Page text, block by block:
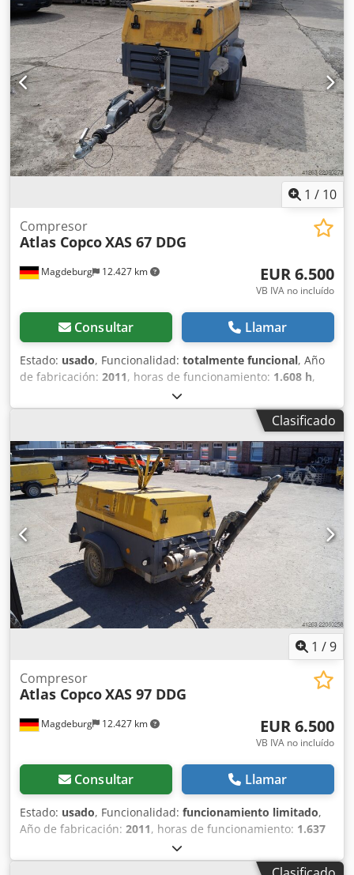
1 / 10
Magdeburg 12.427 km
Compresor
Atlas CopcoXAS 67 DDG
EUR 6.500
VB IVA no incluído
Consultar Llamar
Estado: usado, Funcionalidad: totalmente funcional, Año
de fabricación: 2011, horas de funcionamiento: 1.608 h,
Compresor Atlas Copco XAS 67 DDG, año 2011, 1608 horas
de funcionamiento, caudal volumétrico 3,5 m³, corriente
de emergencia 12,5 kVA, conexiones: 1 x 230 voltios, 2 x
400 voltios, núm. de serie YA3062565B0165591,
documentación de matriculación disponible. Djdpfxjzbiivo
Akkjck
Clasificado
1 /9
Magdeburg 12.427 km
Compresor
Atlas CopcoXAS 97 DDG
EUR 6.500
VB IVA no incluído
Consultar Llamar
Estado: usado, Funcionalidad: funcionamiento limitado,
Año de fabricación: 2011, horas de funcionamiento: 1.637
, Compresor Atlas Copco XAS 97 DDG, año de fabricación
2011, 1637 horas de funcionamiento, caudal 5,3 m³,